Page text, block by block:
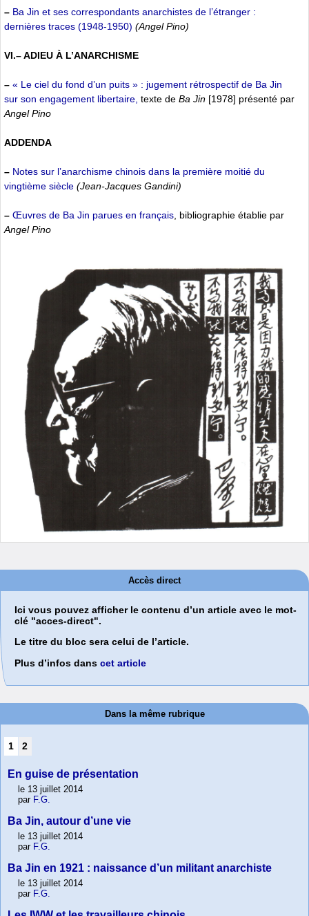
– Ba Jin et ses correspondants anarchistes de l’étranger :
dernières traces (1948-1950) (Angel Pino)
VI.– ADIEU À L’ANARCHISME
– « Le ciel du fond d’un puits » : jugement rétrospectif de Ba Jin
sur son engagement libertaire, texte de Ba Jin [1978] présenté par
Angel Pino
ADDENDA
– Notes sur l’anarchisme chinois dans la première moitié du
vingtième siècle (Jean-Jacques Gandini)
– Œuvres de Ba Jin parues en français , bibliographie établie par
Angel Pino
Accès direct
Ici vous pouvez afficher le contenu d’un article avec le mot-
clé "acces-direct".
Le titre du bloc sera celui de l’article.
Plus d’infos dans cet article
Dans la même rubrique
1 2
En guise de présentation
le 13 juillet 2014
par F.G.
Ba Jin, autour d’une vie
le 13 juillet 2014
par F.G.
Ba Jin en 1921 : naissance d’un militant anarchiste
le 13 juillet 2014
par F.G.